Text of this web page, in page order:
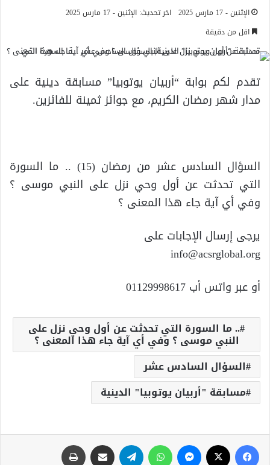
الإثنين - 17 مارس 2025
اخر تحديث: الإثنين - 17 مارس 2025
اقل من دقيقة
تقدم لكم بوابة “أربيان يوتوبيا” مسابقة دينية على
مدار شهر رمضان الكريم، مع جوائز ثمينة للفائزين.
السؤال السادس عشر من رمضان (15) .. ما السورة
التي تحدثت عن أول وحي نزل على النبي موسى ؟
وفي أي آية جاء هذا المعنى ؟
يرجى إرسال الإجابات على
info@acsrglobal.org
أو عبر واتس أب 01129998617
.. ما السورة التي تحدثت عن أول وحي نزل على
النبي موسى ؟ وفي أي آية جاء هذا المعنى ؟
السؤال السادس عشر
مسابقة "أربيان يوتوبيا" الدينية